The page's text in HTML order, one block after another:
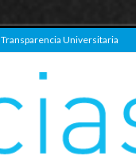
Transparencia Universitaria